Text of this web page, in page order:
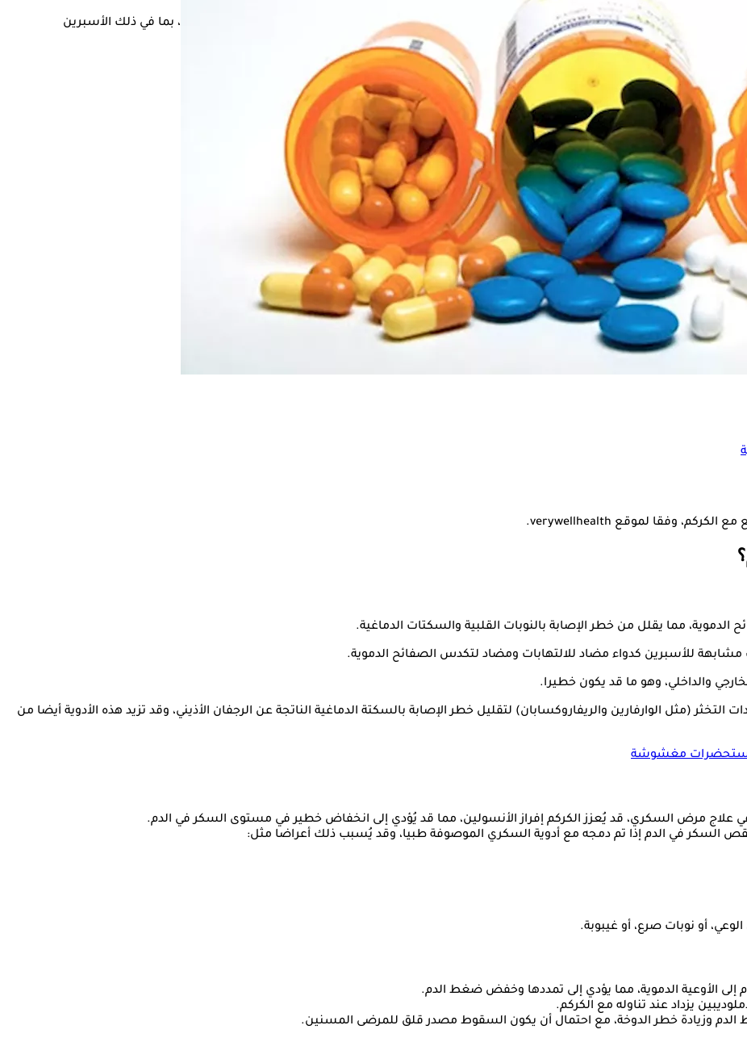
الكركم، فيما يقللالكركمأيضا من فعالية بعض
العلاج الكيميائي، وقد يتفاعل مع العديد من الأدوية، بما في ذلك الأسبرين
تكشف العلاقة
يوضح الحقيقة
مما يقلل من خطر الإصابة بالنوبات القلبية والسكتات الدماغية.
للأسبرين كدواء مضاد للالتهابات ومضاد لتكدس الصفائح الدموية.
والداخلي، وهو ما قد يكون خطيرا.
(مثل الوارفارين والريفاروكسابان) لتقليل خطر الإصابة بالسكتة الدماغية الناتجة عن الرجفان الأذيني، وقد تزيد هذه الأدوية أيضا من
مرض السكري، قد يُعزز الكركم إفراز الأنسولين، مما قد يُؤدي إلى انخفاض خطير في مستوى السكر في الدم.
السكر في الدم إذا تم دمجه مع أدوية السكري الموصوفة طبيا، وقد يُسبب ذلك أعراضا مثل:
أو نوبات صرع، أو غيبوبة.
الأوعية الدموية، مما يؤدي إلى تمددها وخفض ضغط الدم.
يزداد عند تناوله مع الكركم.
وزيادة خطر الدوخة، مع احتمال أن يكون السقوط مصدر قلق للمرضى المسنين.